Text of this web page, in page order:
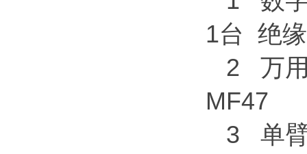
1台 绝
2
3